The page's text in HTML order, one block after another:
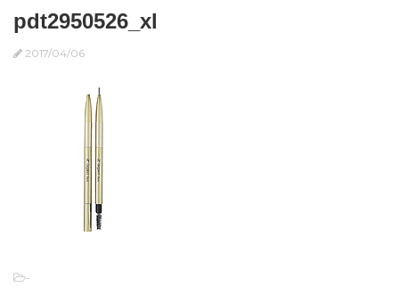
pdt2950526_xl
2017/04/06
-